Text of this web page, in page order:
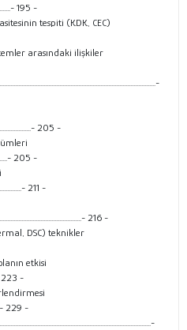
195 -
tespiti (KDK, CEC)
arasındaki ilişkiler
205 -
205 -
211 -
216 -
DSC) teknikler
etkisi
223 -
229 -